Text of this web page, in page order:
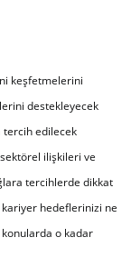
keşfetmelerini
destekleyecek
tercih edilecek
ilişkileri ve
tercihlerde dikkat
kariyer hedeflerinizi ne
o kadar